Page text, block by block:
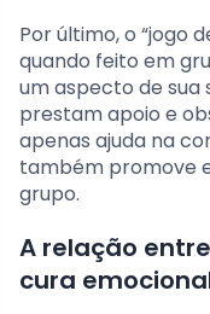
Por último, o “jogo
quando feito em
um aspecto de
prestam apoio e
apenas ajuda na
também promove
grupo.
A relação
cura